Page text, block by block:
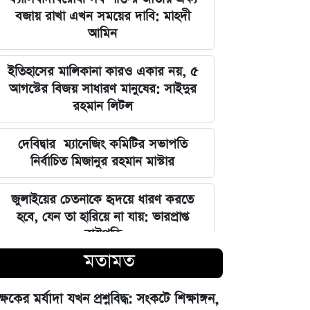
বজায় রাখা এখন সময়ের দাবি: মাহদী
আমিন
ইতিহাসের মালিকানা কারও একার নয়, ৫
আগস্টের বিজয় সাধারণ মানুষের: সাইদুর
রহমান লিটল
দেবিদ্বার ম্যানেজিং কমিটির সভাপতি
নির্বাচিত মিজানুর রহমান মাস্টার
জুলাইয়ের চেতনাকে হৃদয়ে ধারণ করতে
হবে, যেন তা হারিয়ে না যায়: ভারপ্রাপ্ত
রাষ্ট্রপতি
ভারত সরকারের আলটিমেটামের মুখে
নতিস্বীকার, ভুল স্বীকার করল মেটা
মতামত
মর্যাদা যখন প্রশ্নবিদ্ধ: সংকটে শিক্ষাঙ্গন,